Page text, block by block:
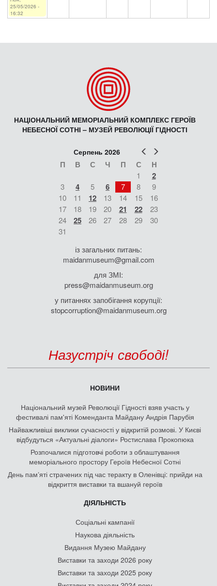
25/05/2026 -
16:32
НАЦІОНАЛЬНИЙ МЕМОРІАЛЬНИЙ КОМПЛЕКС ГЕРОЇВ
НЕБЕСНОЇ СОТНІ – МУЗЕЙ РЕВОЛЮЦІЇ ГІДНОСТІ
Попер
Серпень 2026
П В С Ч П С Н
1 2
3 4 5 6 7 8
9
10
11 12 13 14 15
16
17
18 19 20 21 22
23
24
25 26 27 28 29
30
31
із загальних питань:
maidanmuseum@gmail.com
для ЗМІ:
press@maidanmuseum.org
у питаннях запобігання корупції:
stopcorruption@maidanmuseum.org
Назустріч свободі!
НОВИНИ
Національний музей Революції Гідності взяв участь у
фестивалі пам'яті Коменданта Майдану Андрія Парубія
Найважливіші виклики сучасності у відкритій розмові. У Києві
відбудуться «Актуальні діалоги» Ростислава Прокопюка
Розпочалися підготовчі роботи з облаштування
меморіального простору Героїв Небесної Сотні
День памʼяті страчених під час теракту в Оленівці: прийди на
відкриття виставки та вшануй героїв
ДІЯЛЬНІСТЬ
Соціальні кампанії
Наукова діяльність
Видання Музею Майдану
Виставки та заходи 2026 року
Виставки та заходи 2025 року